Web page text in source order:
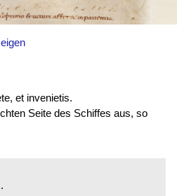
et invenietis.
Seite des Schiffes aus, so